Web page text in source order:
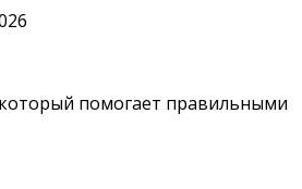
помогает правильными